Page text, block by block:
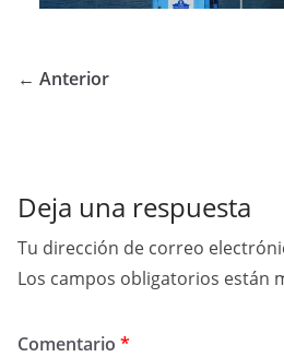
← Anterior
Deja una respuesta
Tu dirección de correo
Los campos obligatorios están
Comentario *